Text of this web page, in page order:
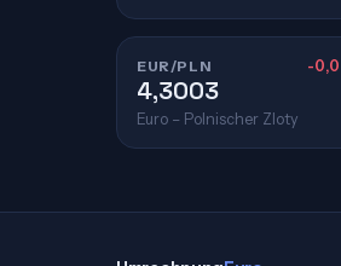
EUR/PLN -
4,3003
Euro – Polnischer Zloty